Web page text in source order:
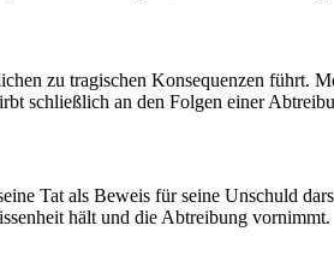
zu tragischen Konsequenzen führt.
schließlich an den Folgen einer
Tat als Beweis für seine Unschuld
hält und die Abtreibung vornimmt.